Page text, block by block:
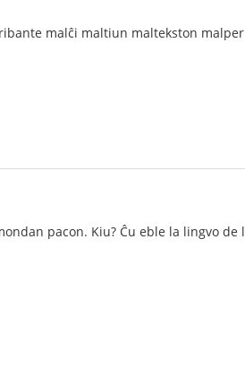
malĉi maltiun maltekston
pacon. Kiu? Ĉu eble la lingvo de